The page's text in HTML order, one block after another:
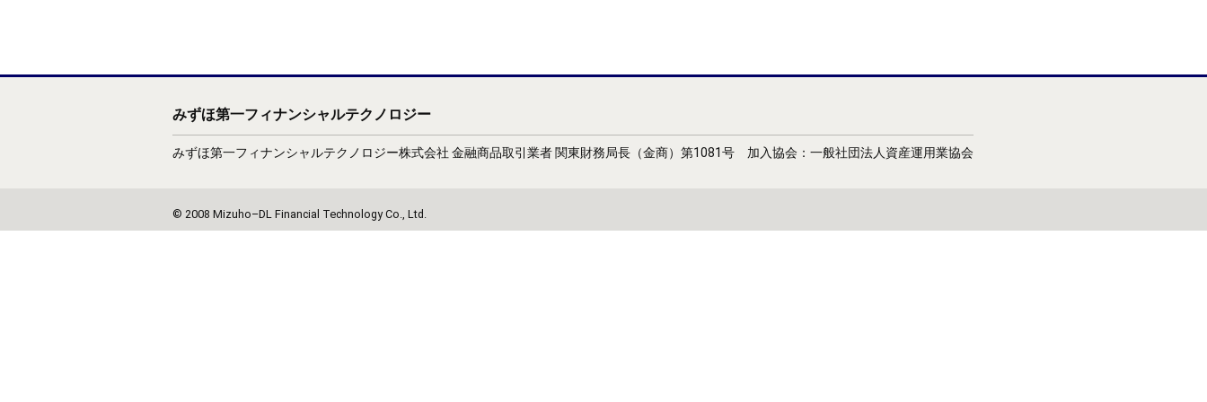
みずほ第一フィナンシャルテクノロジー
みずほ第一フィナンシャルテクノロジー株式会社 金融商品取引業者 関東財務局長（金商）第1081号 加入協会：一般社団法人資産運用業協会
© 2008 Mizuho–DL Financial Technology Co., Ltd.